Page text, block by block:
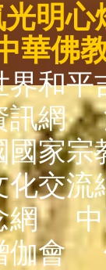
明心
華佛
界和平
訊網
國家宗
化交流
網
伽會